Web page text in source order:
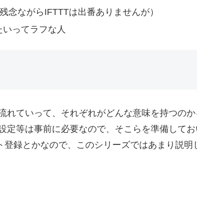
念ながらIFTTTは出番ありませんが）
ってラフな人
れていって、それぞれがどんな意味を持つのか
定等は事前に必要なので、そこらを準備してお
録とかなので、このシリーズではあまり説明